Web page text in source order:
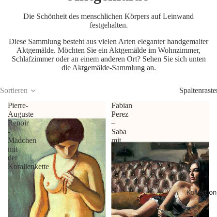
Die Schönheit des menschlichen Körpers auf Leinwand
festgehalten.
Diese Sammlung besteht aus vielen Arten eleganter handgemalter
Aktgemälde. Möchten Sie ein Aktgemälde im Wohnzimmer,
Schlafzimmer oder an einem anderen Ort? Sehen Sie sich unten
die Aktgemälde-Sammlung an.
Sortieren
Pierre-
Auguste
Renoir
-
Mädchen
mit
der
Korallenkette
Fabian
Perez
–
Saba
mit
Brief